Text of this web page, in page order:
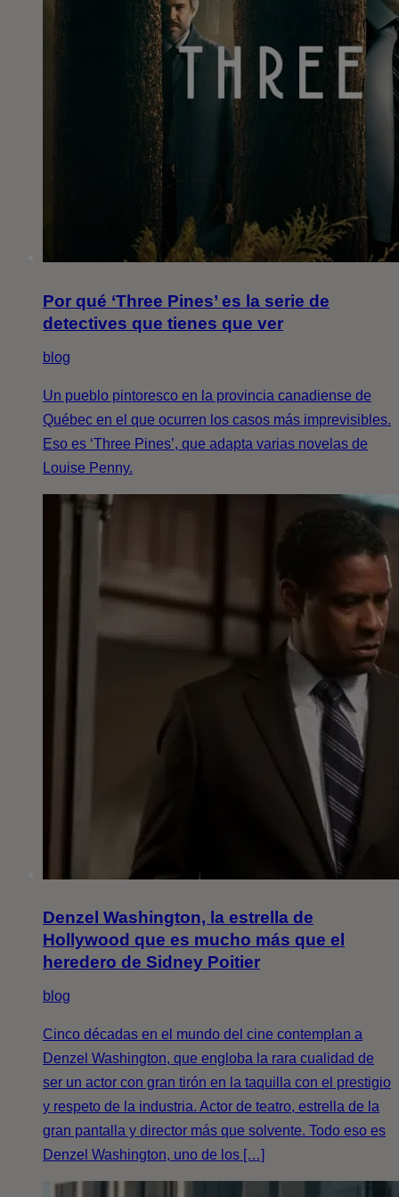
Por qué ‘Three Pines’ es la serie de
detectives que tienes que ver
blog
Un pueblo pintoresco en la provincia canadiense de
Québec en el que ocurren los casos más imprevisibles.
Eso es ‘Three Pines’, que adapta varias novelas de
Louise Penny.
Denzel Washington, la estrella de
Hollywood que es mucho más que el
heredero de Sidney Poitier
blog
Cinco décadas en el mundo del cine contemplan a
Denzel Washington, que engloba la rara cualidad de
ser un actor con gran tirón en la taquilla con el prestigio
y respeto de la industria. Actor de teatro, estrella de la
gran pantalla y director más que solvente. Todo eso es
Denzel Washington, uno de los […]